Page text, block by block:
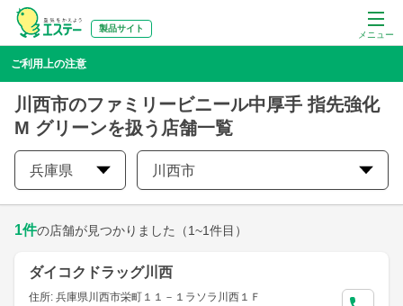
メニュー
製品サイト
ご利用上の注意
川西市のファミリービニール中厚手 指先強化
M グリーンを扱う店舗一覧
兵庫県 川西市
1件の店舗が見つかりました （1~1件目）
ダイコクドラッグ川西
住所: 兵庫県川西市栄町１１－１ラソラ川西１Ｆ